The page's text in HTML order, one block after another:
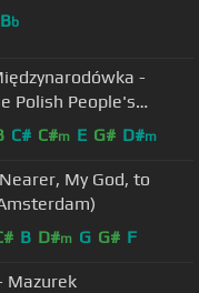
Bb
-
Polish People's
the Internationale
C# C#m E G# D#m
My God, to
in Amsterdam)
B D#m G G# F
Mazurek